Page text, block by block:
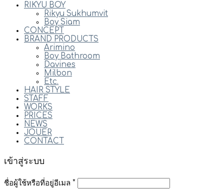
RIKYU BOY
Rikyu Sukhumvit
Boy Siam
CONCEPT
BRAND PRODUCTS
Arimino
Boy Bathroom
Davines
Milbon
Etc.
HAIR STYLE
STAFF
WORKS
PRICES
NEWS
JOUER
CONTACT
เข้าสู่ระบบ
ชื่อผู้ใช้หรือที่อยู่อีเมล *